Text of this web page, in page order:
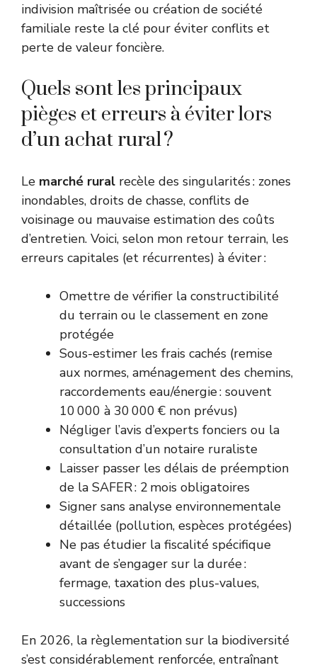
indivision maîtrisée ou création de société
familiale reste la clé pour éviter conflits et
perte de valeur foncière.
Quels sont les principaux
pièges et erreurs à éviter lors
d’un achat rural ?
Le marché rural recèle des singularités : zones
inondables, droits de chasse, conflits de
voisinage ou mauvaise estimation des coûts
d’entretien. Voici, selon mon retour terrain, les
erreurs capitales (et récurrentes) à éviter :
Omettre de vérifier la constructibilité
du terrain ou le classement en zone
protégée
Sous-estimer les frais cachés (remise
aux normes, aménagement des chemins,
raccordements eau/énergie : souvent
10 000 à 30 000 € non prévus)
Négliger l’avis d’experts fonciers ou la
consultation d’un notaire ruraliste
Laisser passer les délais de préemption
de la SAFER : 2 mois obligatoires
Signer sans analyse environnementale
détaillée (pollution, espèces protégées)
Ne pas étudier la fiscalité spécifique
avant de s’engager sur la durée :
fermage, taxation des plus-values,
successions
En 2026, la règlementation sur la biodiversité
s’est considérablement renforcée, entraînant